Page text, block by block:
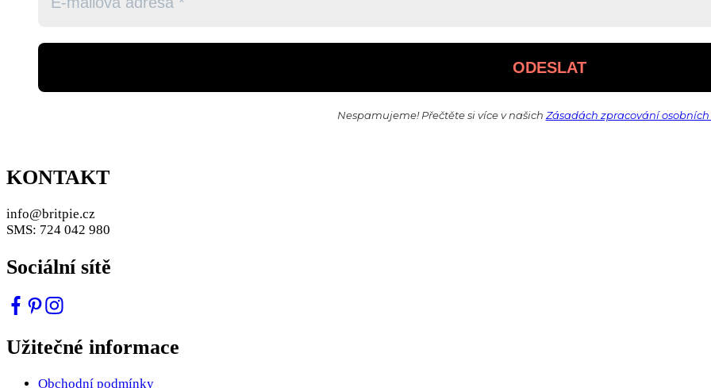
Nespamujeme! Přečtěte si více v našich Zásadách zpracování
KONTAKT
info@britpie.cz
SMS: 724 042 980
Sociální sítě
Užitečné informace
Obchodní podmínky